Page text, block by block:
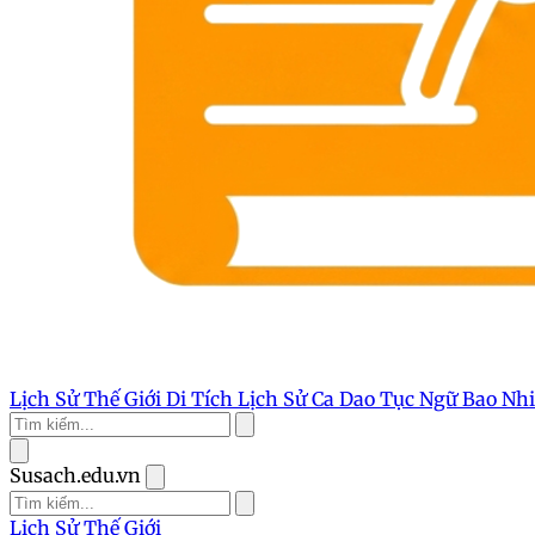
Lịch Sử Thế Giới Di Tích Lịch SửCa Dao Tục NgữBao
Susach.edu.vn
Lịch Sử Thế Giới